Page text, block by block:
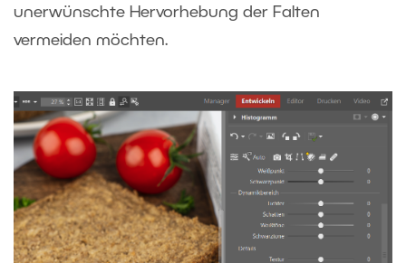
unerwünschte Hervorhebung der Falten
vermeiden möchten.